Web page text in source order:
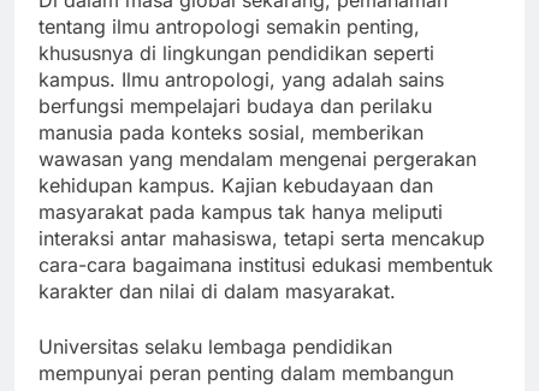
tentang ilmu antropologi semakin penting,
khususnya di lingkungan pendidikan seperti
kampus. Ilmu antropologi, yang adalah sains
berfungsi mempelajari budaya dan perilaku
manusia pada konteks sosial, memberikan
wawasan yang mendalam mengenai pergerakan
kehidupan kampus. Kajian kebudayaan dan
masyarakat pada kampus tak hanya meliputi
interaksi antar mahasiswa, tetapi serta mencakup
cara-cara bagaimana institusi edukasi membentuk
karakter dan nilai di dalam masyarakat.
Universitas selaku lembaga pendidikan
mempunyai peran penting dalam membangun